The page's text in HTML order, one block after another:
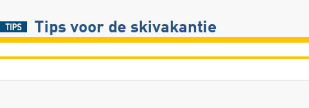
Tips voor de skivakantie